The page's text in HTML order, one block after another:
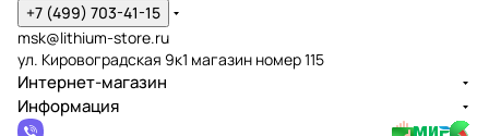
+7 (499) 703-41-15
msk@lithium-store.ru
ул. Кировоградская 9к1 магазин номер 115
Интернет-магазин
Информация